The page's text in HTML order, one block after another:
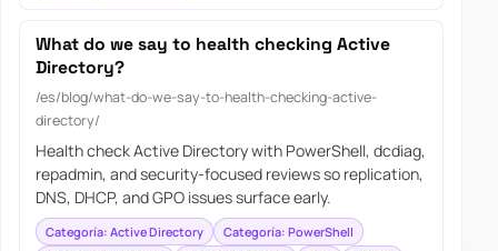
What do we say to health checking Active
Directory?
/es/blog/what-do-we-say-to-health-checking-active-
directory/
Health check Active Directory with PowerShell, dcdiag,
repadmin, and security-focused reviews so replication,
DNS, DHCP, and GPO issues surface early.
Categoría: Active Directory
Categoría: PowerShell